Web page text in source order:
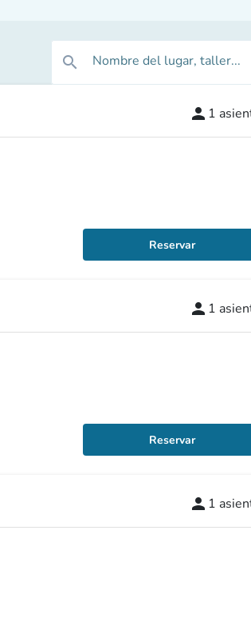
search Nombre del lugar, taller...
person 1
Reservar
person 1
Reservar
person 1